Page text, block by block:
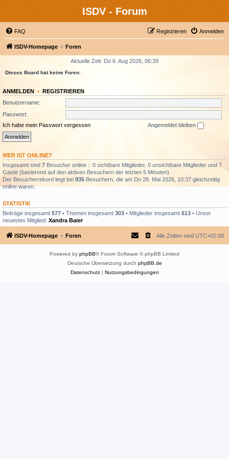
ISDV - Forum
FAQ Anmelden
Registrieren
ISDV-Homepage Foren
Aktuelle Zeit: Do 6. Aug 2026, 06:39
Dieses Board hat keine Foren.
ANMELDEN • REGISTRIEREN
Benutzername:
Passwort:
Ich habe mein Passwort vergessen
Angemeldet bleiben
WER IST ONLINE?
Insgesamt sind 7 Besucher online :: 0 sichtbare Mitglieder, 0 unsichtbare Mitglieder und 7
Gäste (basierend auf den aktiven Besuchern der letzten 5 Minuten)
Der Besucherrekord liegt bei 935 Besuchern, die am Do 28. Mai 2026, 10:37 gleichzeitig
online waren.
STATISTIK
Beiträge insgesamt 577 • Themen insgesamt 303 • Mitglieder insgesamt 613 • Unser
neuestes Mitglied: Xandra Baier
ISDV-Homepage Foren Alle Zeiten sind UTC+02:00
Powered by phpBB® Forum Software © phpBB Limited
Deutsche Übersetzung durch phpBB.de
Datenschutz| Nutzungsbedingungen